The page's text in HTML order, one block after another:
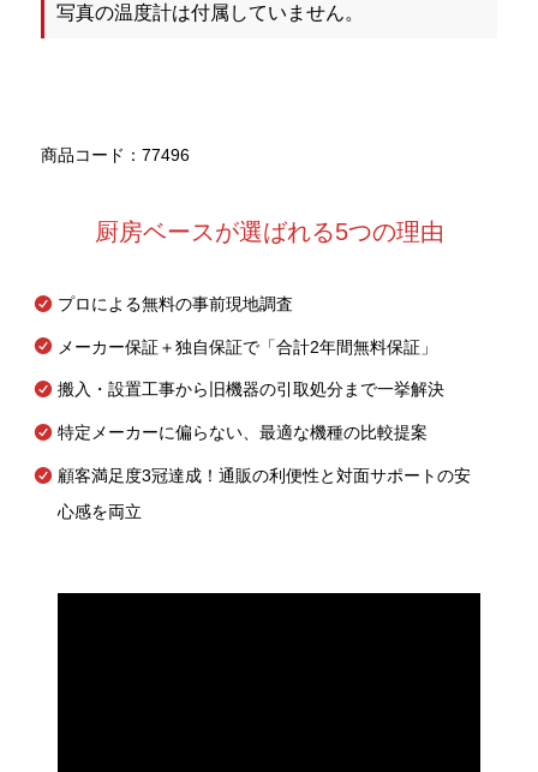
写真の温度計は付属していません。
商品コード：77496
厨房ベースが選ばれる5つの理由
プロによる無料の事前現地調査
メーカー保証＋独自保証で「合計2年間無料保証」
搬入・設置工事から旧機器の引取処分まで一挙解決
特定メーカーに偏らない、最適な機種の比較提案
顧客満足度3冠達成！通販の利便性と対面サポートの安
心感を両立